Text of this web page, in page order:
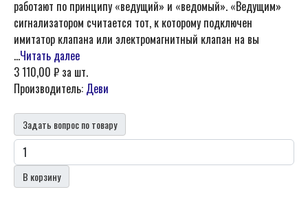
работают по принципу «ведущий» и «ведомый». «Ведущим»
сигнализатором считается тот, к которому подключен
имитатор клапана или электромагнитный клапан на вы
...Читать далее
3 110,00 ₽ за шт.
Производитель: Деви
Задать вопрос по товару
В корзину